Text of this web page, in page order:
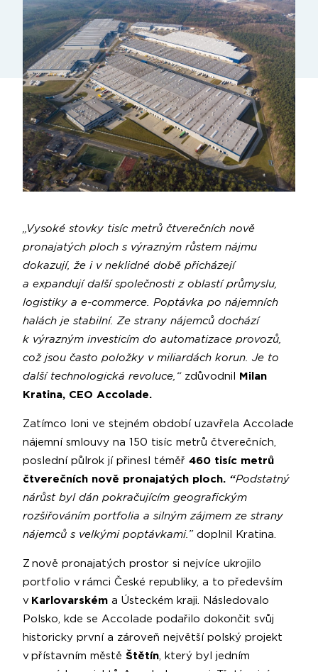
„Vysoké stovky tisíc metrů čtverečních nově
pronajatých ploch s výrazným růstem nájmu
dokazují, že i v neklidné době přicházejí
a expandují další společnosti z oblastí průmyslu,
logistiky a e-commerce. Poptávka po nájemních
halách je stabilní. Ze strany nájemců dochází
k výrazným investicím do automatizace provozů,
což jsou často položky v miliardách korun. Je to
další technologická revoluce,“zdůvodnil Milan
Kratina, CEO Accolade.
Zatímco loni ve stejném období uzavřela Accolade
nájemní smlouvy na 150 tisíc metrů čtverečních,
poslední půlrok jí přinesl téměř 460 tisíc metrů
čtverečních nově pronajatých ploch. “Podstatný
nárůst byl dán pokračujícím geografickým
rozšiřováním portfolia a silným zájmem ze strany
nájemců s velkými poptávkami.” doplnil Kratina.
Z nově pronajatých prostor si nejvíce ukrojilo
portfolio v rámci České republiky, a to především
v Karlovarském a Ústeckém kraji. Následovalo
Polsko, kde se Accolade podařilo dokončit svůj
historicky první a zároveň největší polský projekt
v přístavním městě Štětín , který byl jedním